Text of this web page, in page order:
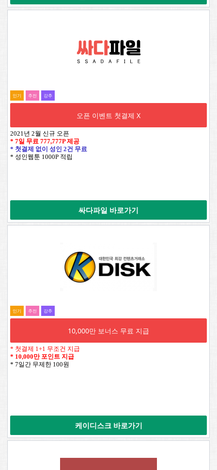
인기 추전 강추
오픈 이벤트 첫결제 X
2021년 2월 신규 오픈
* 7일 무료 777,777P제공
* 첫결제 없이 성인 2건 무료
* 성인웹툰 1000P 적립
싸다파일 바로가기
인기 추전 강추
10,000만 보너스 무료 지급
* 첫결제 1+1 무조건 지급
* 10,000만 포인트 지급
* 7일간 무제한 100원
케이디스크 바로가기